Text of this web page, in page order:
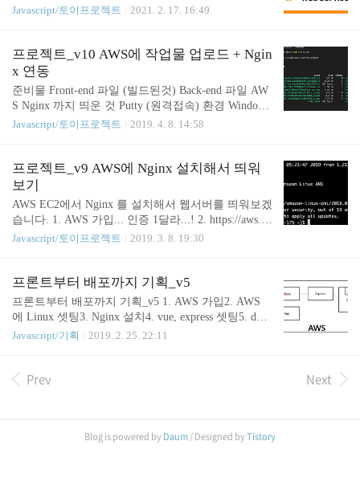
changeFile 이벤트를 통해서 preview 이미지를 만들
다. // 파일 이름 const imgName = ref(''); // 파..
출해서 오류가 생기기 시작 웹 서비스 배포 후, 사용
개에서 같은 이유로 이슈가 발생해서 해결해야 한다
고 생각했습니다. 우선 원인은 SPA 특성 때문에 발생
한 이슈였습니다. 생각지 못한 곳에서 나타났는데, S
PA의 장단점은 여러 가지 있지만 그중 크게 중요하
지 않게 생각 한 문장이 있습니다. 처음 접속했을 때
웹에 필요한 대부분의 리소스를 다운로드하기 때문
소스만 다운로드하기 때문에 빠른 렌더링이 가능하
다. "초기 로딩 속도가 느리다"라는 것만 이슈하..
Javascript/토이프로젝트 2021. 2. 17. 16:49
프로젝트_v10 AWS에 작업물 업로드 + Ngin
x 연동
준비물 Front-end 파일 (빌드된것) Back-end 파일 AW
S Nginx 까지 띄운 것 Putty (원격접속) 환경 Window
10 1. Front-end Build 빌드가 끝난 후 dist 폴더가 만들
pair.ppk C:\path\Sample_file.txt ec2-user@public_dns:/h
ome/ec2-user/Sample_file.txt 참조 : https://docs.aws.am
azon.com/ko_kr/AWSEC2/latest/UserGuide/putty.html 4.
확인하기 ! 5. 압축 해제 unzip vue-project.zip (사진은
생략)..
Javascript/토이프로젝트 2019. 4. 8. 14:58
프로젝트_v9 AWS에 Nginx 설치해서 띄워
보기
AWS EC2에서 Nginx 를 설치해서 웹서버를 띄워보겠
습니다. 1. AWS 가입... 인증 1달라...! 2. https://aws.a
mazon.com/ko/getting-started/tutorials/launch-a-virtual-
어쩌구 저쩌구로 로그인합니다 로그인 완료 이제 본
격적인 시작입니다.sudo yum 을 업데이트 해달라고
하니.. 업데이트 한번 해주시고 (안해도 상관없음) su
do yum install nginx설치하다가 중간에 물어보는게
있는데 y 누르시면 됩니다. 설치가 완료 되셨으면 sud
Javascript/토이프로젝트 2019. 3. 8. 19:30
프론트부터 배포까지 기획_v5
프론트부터 배포까지 기획_v5 1. AWS 가입2. AWS
에 Linux 셋팅3. Nginx 설치4. vue, express 셋팅5. dock
er 설치6. docker 이미지 만든거 불러오기 (도커허브
Javascript/기획 2019. 2. 25. 22:11
Prev Next
Blog is powered by Daum/ Designed byTistory